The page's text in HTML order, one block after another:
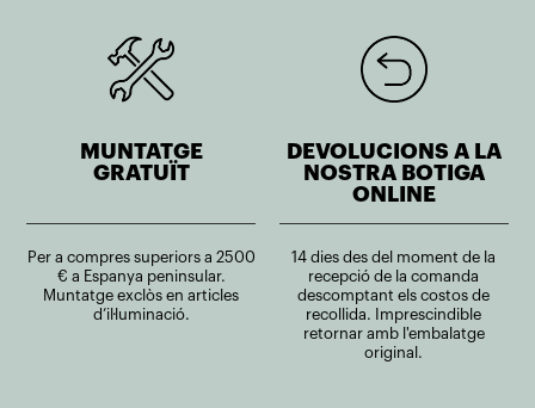
MUNTATGE
GRATUÏT
Per a compres superiors a 2500
€ a Espanya peninsular.
Muntatge exclòs en articles
d’il·luminació.
DEVOLUCIONS A LA
NOSTRA BOTIGA
ONLINE
14 dies des del moment de la
recepció de la comanda
descomptant els costos de
recollida. Imprescindible
retornar amb l'embalatge
original.